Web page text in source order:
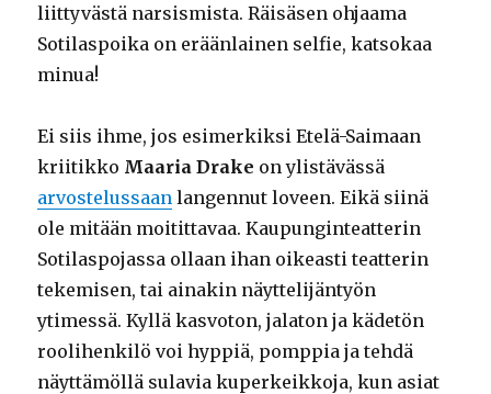
liittyvästä narsismista. Räisäsen ohjaama
Sotilaspoika on eräänlainen selfie, katsokaa
minua!
Ei siis ihme, jos esimerkiksi Etelä-Saimaan
kriitikko Maaria Drake on ylistävässä
arvostelussaan langennut loveen. Eikä siinä
ole mitään moitittavaa. Kaupunginteatterin
Sotilaspojassa ollaan ihan oikeasti teatterin
tekemisen, tai ainakin näyttelijäntyön
ytimessä. Kyllä kasvoton, jalaton ja kädetön
roolihenkilö voi hyppiä, pomppia ja tehdä
näyttämöllä sulavia kuperkeikkoja, kun asiat